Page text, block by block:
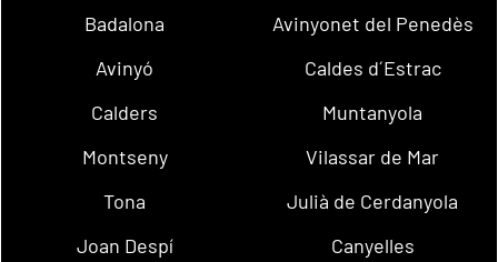
Badalona
Avinyonet del Penedès
Avinyó
Caldes d´Estrac
Calders
Muntanyola
Montseny
Vilassar de Mar
Tona
Julià de Cerdanyola
Joan Despí
Canyelles